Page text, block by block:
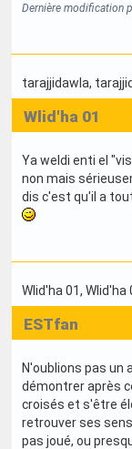
Dernière modification
tarajjidawla,
Wlid'ha 01
Ya weldi enti el
non mais
dis c'est qu'il a
Wlid'ha 01, Wlid'ha
ESTfan
N'oublions pas un
démontrer après
croisés et s'être
retrouver ses
pas joué, ou